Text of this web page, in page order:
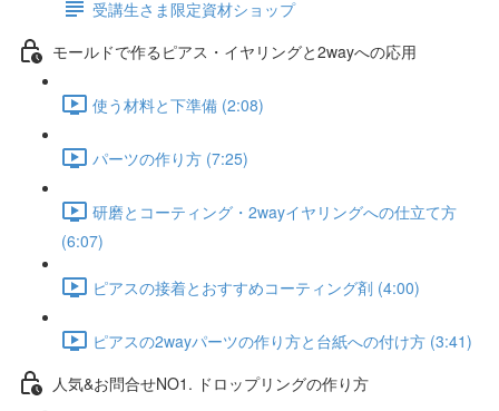
受講生さま限定資材ショップ
モールドで作るピアス・イヤリングと2wayへの応用
使う材料と下準備 (2:08)
パーツの作り方 (7:25)
研磨とコーティング・2wayイヤリングへの仕立て方
(6:07)
ピアスの接着とおすすめコーティング剤 (4:00)
ピアスの2wayパーツの作り方と台紙への付け方 (3:41)
人気&お問合せNO1. ドロップリングの作り方